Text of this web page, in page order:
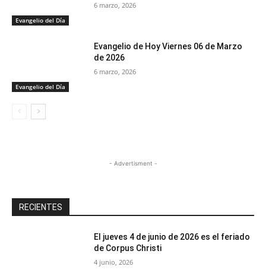
Evangelio del Día
6 marzo, 2026
Evangelio del Día
Evangelio de Hoy Viernes 06 de Marzo
de 2026
6 marzo, 2026
- Advertisment -
RECIENTES
El jueves 4 de junio de 2026 es el feriado
de Corpus Christi
4 junio, 2026